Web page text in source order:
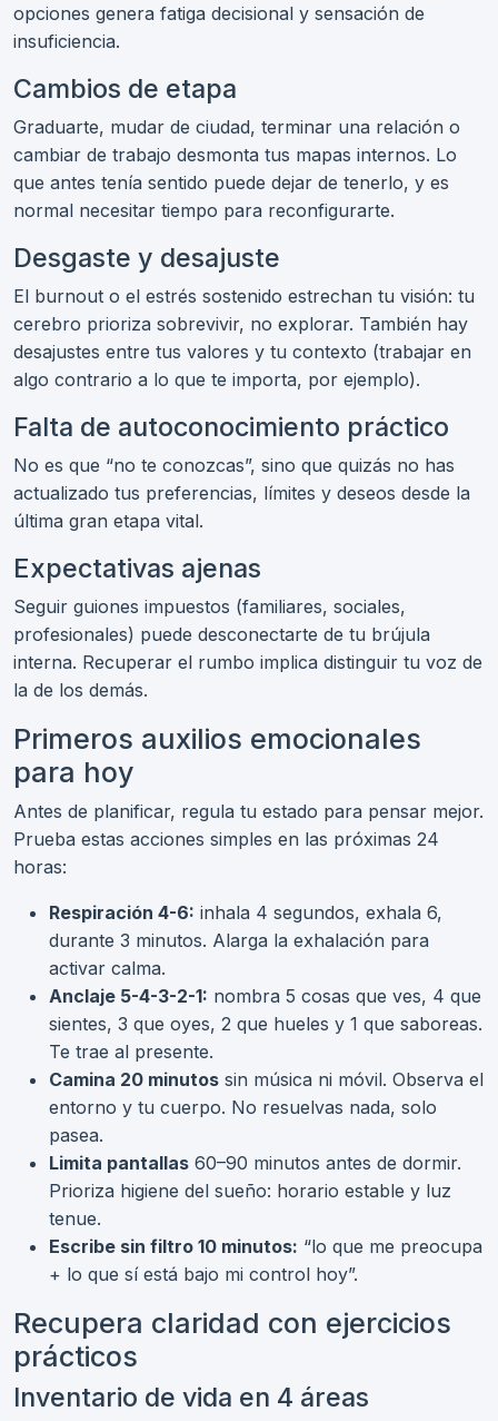
opciones genera fatiga decisional y sensación de
insuficiencia.
Cambios de etapa
Graduarte, mudar de ciudad, terminar una relación o
cambiar de trabajo desmonta tus mapas internos. Lo
que antes tenía sentido puede dejar de tenerlo, y es
normal necesitar tiempo para reconfigurarte.
Desgaste y desajuste
El burnout o el estrés sostenido estrechan tu visión: tu
cerebro prioriza sobrevivir, no explorar. También hay
desajustes entre tus valores y tu contexto (trabajar en
algo contrario a lo que te importa, por ejemplo).
Falta de autoconocimiento práctico
No es que “no te conozcas”, sino que quizás no has
actualizado tus preferencias, límites y deseos desde la
última gran etapa vital.
Expectativas ajenas
Seguir guiones impuestos (familiares, sociales,
profesionales) puede desconectarte de tu brújula
interna. Recuperar el rumbo implica distinguir tu voz de
la de los demás.
Primeros auxilios emocionales
para hoy
Antes de planificar, regula tu estado para pensar mejor.
Prueba estas acciones simples en las próximas 24
horas:
Respiración 4-6: inhala 4 segundos, exhala 6,
durante 3 minutos. Alarga la exhalación para
activar calma.
Anclaje 5-4-3-2-1: nombra 5 cosas que ves, 4 que
sientes, 3 que oyes, 2 que hueles y 1 que saboreas.
Te trae al presente.
Camina 20 minutos sin música ni móvil. Observa el
entorno y tu cuerpo. No resuelvas nada, solo
pasea.
Limita pantallas 60–90 minutos antes de dormir.
Prioriza higiene del sueño: horario estable y luz
tenue.
Escribe sin filtro 10 minutos: “lo que me preocupa
+ lo que sí está bajo mi control hoy”.
Recupera claridad con ejercicios
prácticos
Inventario de vida en 4 áreas